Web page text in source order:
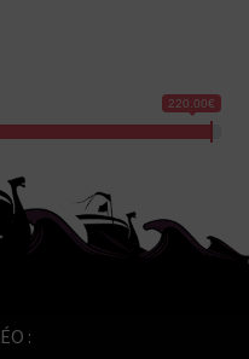
220.00€